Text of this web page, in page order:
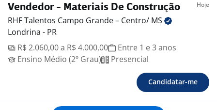
Vendedor - Materiais De Construção Hoje
RHF Talentos Campo Grande – Centro/ MS
Londrina - PR
R$ 2.060,00 a R$ 4.000,00
Entre 1 e 3 anos
Ensino Médio (2º Grau)
Presencial
Candidatar-me